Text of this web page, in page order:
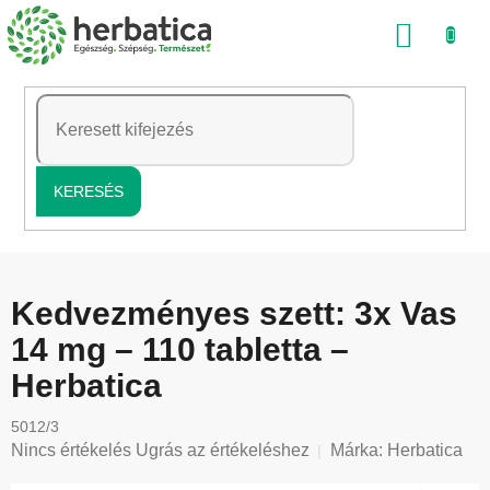
Ugrás
a
tartalomhoz
KERESÉS
Kedvezményes szett: 3x Vas
14 mg – 110 tabletta –
Herbatica
5012/3
A
Nincs értékelés Ugrás az értékeléshez Márka: Herbatica